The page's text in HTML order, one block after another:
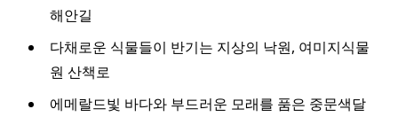
해안길
다채로운 식물들이 반기는 지상의 낙원, 여미지식물
원 산책로
에메랄드빛 바다와 부드러운 모래를 품은 중문색달